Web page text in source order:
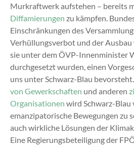
Murkraftwerk aufstehen – bereits
Diffamierungen zu kämpfen.
Einschränkungen des
Verhüllungsverbot und der
sie unter dem ÖVP-Innenminister
durchgesetzt wurden, einen
uns unter Schwarz-Blau
von Gewerkschaften und anderen
Organisationen wird Schwarz-Blau
emanzipatorische Bewegungen zu
auch wirkliche Lösungen der
Eine Regierungsbeteiligung der